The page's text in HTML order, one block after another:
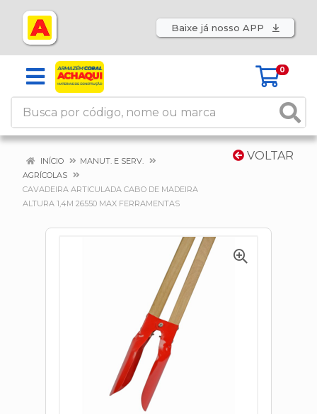
Baixe já nosso APP
0
VOLTAR
INÍCIO
MANUT. E SERV.
AGRÍCOLAS
CAVADEIRA ARTICULADA CABO DE MADEIRA
ALTURA 1,4M 26550 MAX FERRAMENTAS